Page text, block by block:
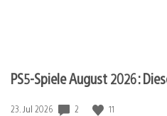
PS5-Spiele August 2026:
Veröffentlichungsdatum:
23. Jul 2026 2 11